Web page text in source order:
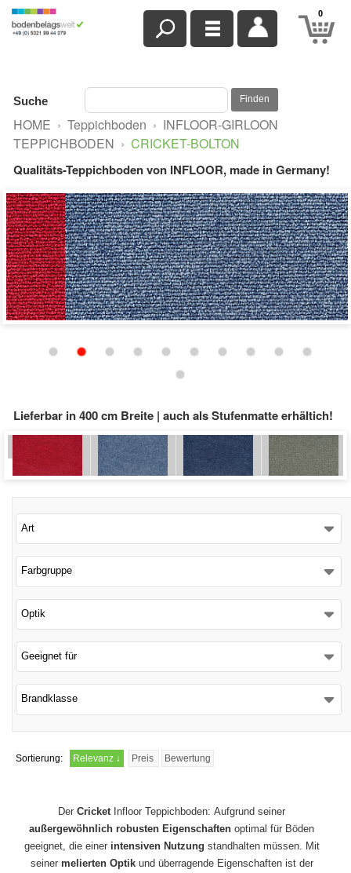
0
Suche Finden
HOME › Teppichboden › INFLOOR-GIRLOON
TEPPICHBODEN › CRICKET-BOLTON
Qualitäts-Teppichboden von INFLOOR, made in Germany!
Cricket
Lieferbar in 400 cm Breite | auch als Stufenmatte erhältich!
Art
Farbgruppe
Optik
Geeignet für
Brandklasse
Sortierung: Relevanz ↓ Preis Bewertung
DerCricket Infloor Teppichboden: Aufgrund seiner
außergewöhnlich robusten Eigenschaften optimal für Böden
geeignet, die einer intensiven Nutzung standhalten müssen. Mit
seiner melierten Optikund überragende Eigenschaften ist der
Schließen